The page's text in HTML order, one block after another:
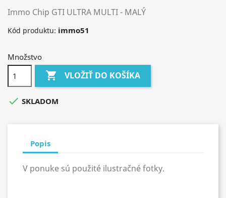
Immo Chip GTI ULTRA MULTI- MALÝ
Kód produktu: immo51
Množstvo
 VLOŽIŤ DO KOŠÍKA
 SKLADOM
Popis
V ponuke sú použité ilustračné fotky.